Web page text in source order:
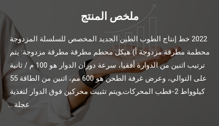
ملخص المنتج
عجلة ...